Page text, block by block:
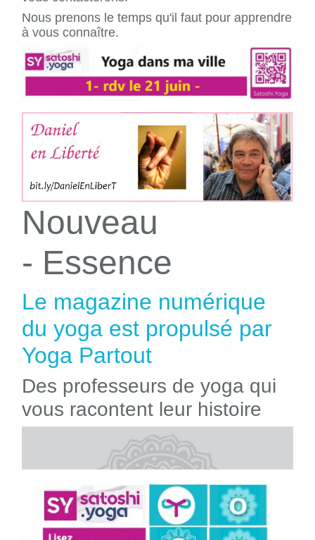
Nous prenons le temps qu'il faut pour apprendre
à vous connaître.
Nouveau
- Essence
Le magazine numérique
du yoga est propulsé par
Yoga Partout
Des professeurs de yoga qui
vous racontent leur histoire